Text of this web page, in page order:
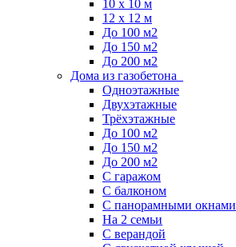
10 x 10 м
12 x 12 м
До 100 м2
До 150 м2
До 200 м2
Дома из газобетона
Одноэтажные
Двухэтажные
Трёхэтажные
До 100 м2
До 150 м2
До 200 м2
С гаражом
С балконом
С панорамными окнами
На 2 семьи
С верандой